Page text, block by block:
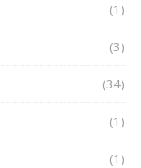
(1)
(3)
(34)
(1)
(1)